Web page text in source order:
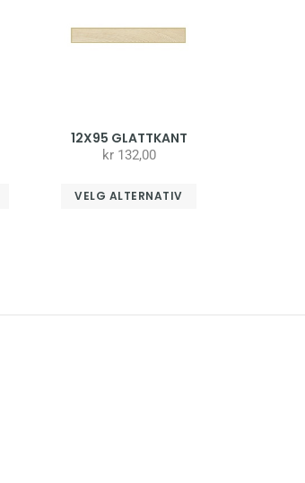
12X95 GLATTKANT
kr132,00
VELG ALTERNATIV